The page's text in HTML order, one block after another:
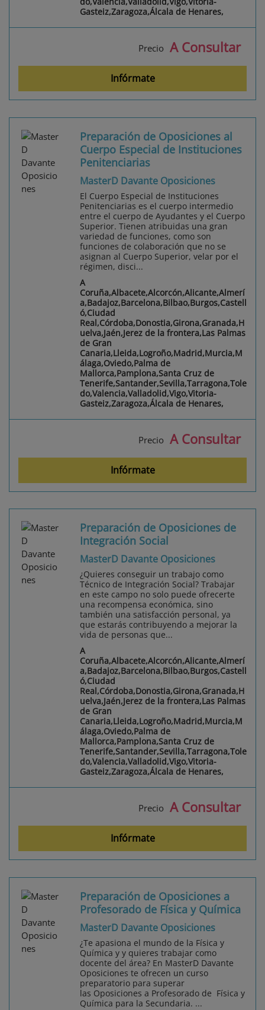
Gasteiz,Zaragoza,Álcala de Henares,
Precio A Consultar
Infórmate
Preparación de Oposiciones al
Cuerpo Especial de Instituciones
Penitenciarias
MasterD Davante Oposiciones
El Cuerpo Especial de Instituciones
Penitenciarias es el cuerpo intermedio
entre el cuerpo de Ayudantes y el Cuerpo
Superior. Tienen atribuidas una gran
variedad de funciones, como son
funciones de colaboración que no se
asignan al Cuerpo Superior, velar por el
régimen, disci...
A
Coruña,Albacete,Alcorcón,Alicante,Almerí
a,Badajoz,Barcelona,Bilbao,Burgos,Castell
ó,Ciudad
Real,Córdoba,Donostia,Girona,Granada,H
uelva,Jaén,Jerez de la frontera,Las Palmas
de Gran
Canaria,Lleida,Logroño,Madrid,Murcia,M
álaga,Oviedo,Palma de
Mallorca,Pamplona,Santa Cruz de
Tenerife,Santander,Sevilla,Tarragona,Tole
do,Valencia,Valladolid,Vigo,Vitoria-
Gasteiz,Zaragoza,Álcala de Henares,
Precio A Consultar
Infórmate
Preparación de Oposiciones de
Integración Social
MasterD Davante Oposiciones
¿Quieres conseguir un trabajo como
Técnico de Integración Social? Trabajar
en este campo no solo puede ofrecerte
una recompensa económica, sino
también una satisfacción personal, ya
que estarás contribuyendo a mejorar la
vida de personas que...
A
Coruña,Albacete,Alcorcón,Alicante,Almerí
a,Badajoz,Barcelona,Bilbao,Burgos,Castell
ó,Ciudad
Real,Córdoba,Donostia,Girona,Granada,H
uelva,Jaén,Jerez de la frontera,Las Palmas
de Gran
Canaria,Lleida,Logroño,Madrid,Murcia,M
álaga,Oviedo,Palma de
Mallorca,Pamplona,Santa Cruz de
Tenerife,Santander,Sevilla,Tarragona,Tole
do,Valencia,Valladolid,Vigo,Vitoria-
Gasteiz,Zaragoza,Álcala de Henares,
Precio A Consultar
Infórmate
Preparación de Oposiciones a
Profesorado de Física y Química
MasterD Davante Oposiciones
¿Te apasiona el mundo de la Física y
Química y y quieres trabajar como
docente del área? En MasterD Davante
Oposiciones te ofrecen un curso
preparatorio para superar
las Oposiciones a Profesorado de Física y
Química para la Secundaria. ...